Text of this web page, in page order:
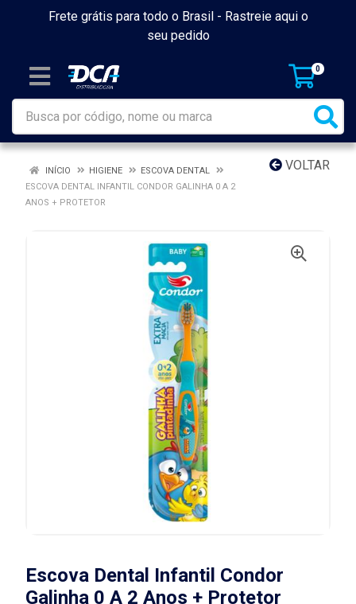
Frete grátis para todo o Brasil - Rastreie aqui o
seu pedido
0
VOLTAR
INÍCIO HIGIENE
ESCOVA DENTAL
ESCOVA DENTAL INFANTIL CONDOR GALINHA 0 A 2
ANOS + PROTETOR
Escova Dental Infantil Condor
Galinha 0 A 2 Anos + Protetor